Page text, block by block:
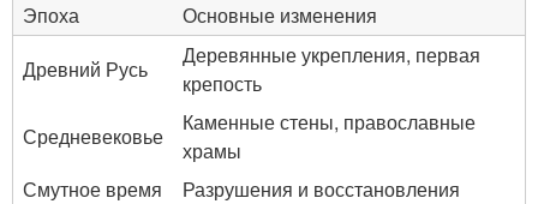
Эпоха
Основные изменения
Древний Русь
Деревянные укрепления, первая
крепость
Средневековье
Каменные стены, православные
храмы
Смутное время
Разрушения и восстановления